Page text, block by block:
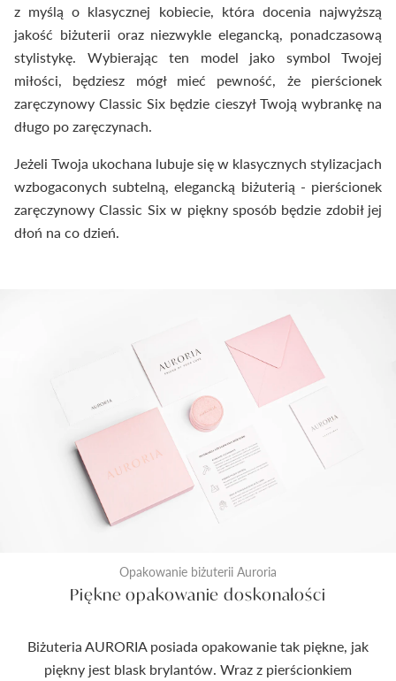
z myślą o klasycznej kobiecie, która docenia najwyższą
jakość biżuterii oraz niezwykle elegancką, ponadczasową
stylistykę. Wybierając ten model jako symbol Twojej
miłości, będziesz mógł mieć pewność, że pierścionek
zaręczynowy Classic Six będzie cieszył Twoją wybrankę na
długo po zaręczynach.
Jeżeli Twoja ukochana lubuje się w klasycznych stylizacjach
wzbogaconych subtelną, elegancką biżuterią - pierścionek
zaręczynowy Classic Six w piękny sposób będzie zdobił jej
dłoń na co dzień.
Opakowanie biżuterii Auroria
Piękne opakowanie doskonałości
Biżuteria AURORIA posiada opakowanie tak piękne, jak
piękny jest blask brylantów. Wraz z pierścionkiem